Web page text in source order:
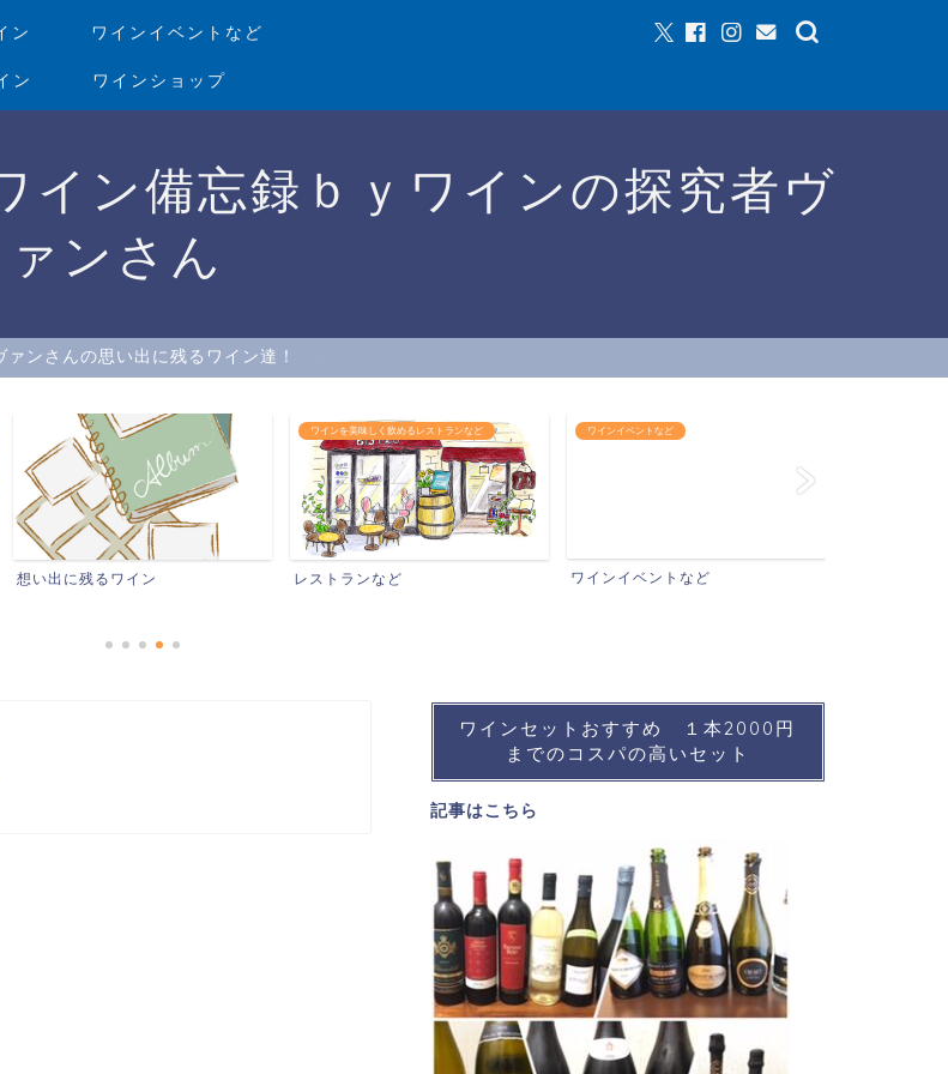
ン ワインイベントなど
ン ワインショップ
イン備忘録ｂｙワインの探究者ヴ
ァンさん
ァンさんの思い出に残るワイン達！
想い出に残るワイン
ワインを美味しく飲めるレストランなど
レストランなど
ワインイベントなど
ワインイベントなど
ワインセットおすすめ １本2000円
までのコスパの高いセット
記事はこちら